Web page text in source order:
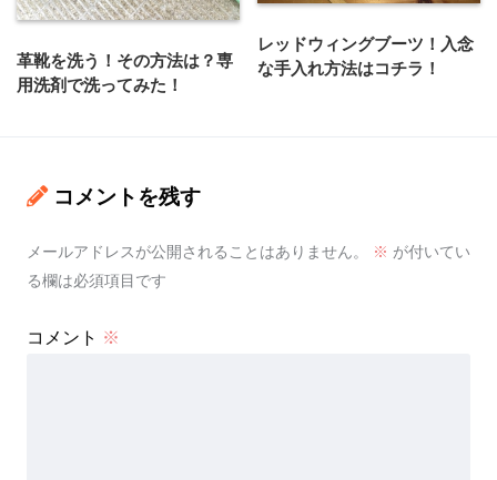
革靴を洗う！その方法は？専
用洗剤で洗ってみた！
レッドウィングブーツ！入念
な手入れ方法はコチラ！
コメントを残す
メールアドレスが公開されることはありません。 ※ が付いてい
る欄は必須項目です
コメント ※